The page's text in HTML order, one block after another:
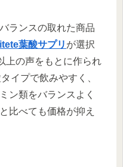
ランスの取れた商品
葉酸サプリ が選択
上の声をもとに作られ
イプで飲みやすく、
ン類をバランスよく
比べても価格が抑え